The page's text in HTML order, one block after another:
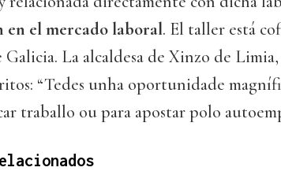
en el mercado laboral. El taller está
La alcaldesa de Xinzo de
“Tedes unha oportunidade
traballo ou para apostar polo